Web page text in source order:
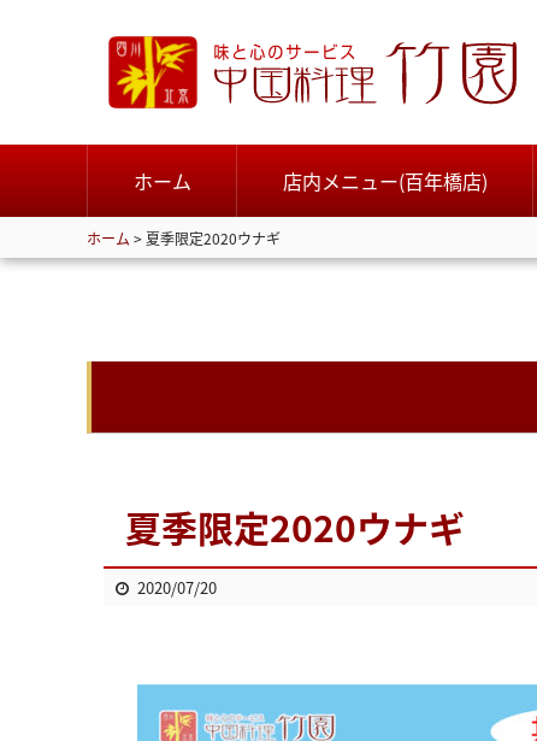
ホーム 店内メニュー(百年橋店)
ホーム >夏季限定2020ウナギ
夏季限定2020ウナギ
2020/07/20